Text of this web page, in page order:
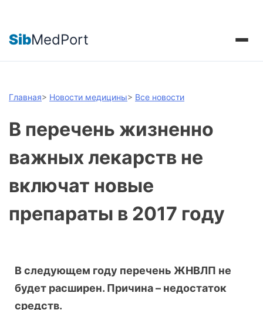
SibMedPort
Главная> Новости медицины> Все новости
В перечень жизненно
важных лекарств не
включат новые
препараты в 2017 году
В следующем году перечень ЖНВЛП не
будет расширен. Причина – недостаток
средств.